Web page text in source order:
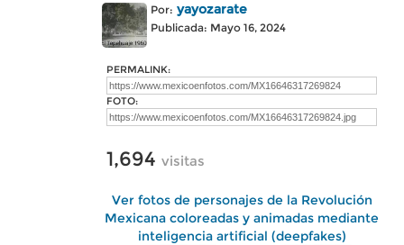
Por: yayozarate
Publicada: Mayo 16, 2024
PERMALINK:
FOTO:
1,694 visitas
Ver fotos de personajes de la Revolución
Mexicana coloreadas y animadas mediante
inteligencia artificial (deepfakes)